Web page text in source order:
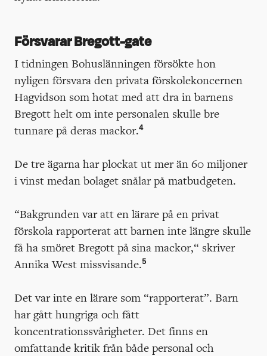
Försvarar Bregott-gate
I tidningen Bohuslänningen försökte hon
nyligen försvara den privata förskolekoncernen
Hagvidson som hotat med att dra in barnens
Bregott helt om inte personalen skulle bre
tunnare på deras mackor.4
De tre ägarna har plockat ut mer än 60 miljoner
i vinst medan bolaget snålar på matbudgeten.
“Bakgrunden var att en lärare på en privat
förskola rapporterat att barnen inte längre skulle
få ha smöret Bregott på sina mackor,“ skriver
Annika West missvisande.5
Det var inte en lärare som “rapporterat”. Barn
har gått hungriga och fått
koncentrationssvårigheter. Det finns en
omfattande kritik från både personal och